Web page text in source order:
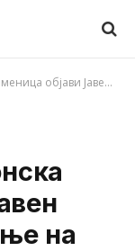
за пријавување на нови членови
на